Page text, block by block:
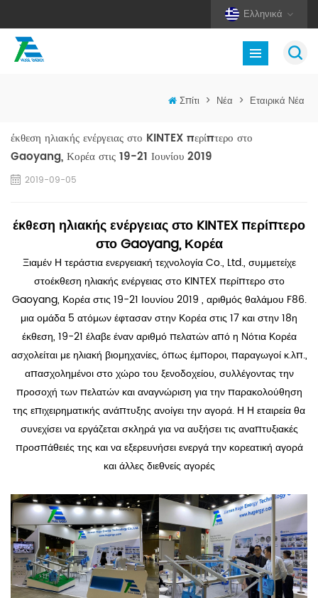
Ελληνικά
Σπίτι > Νέα > Εταιρικά Νέα
έκθεση ηλιακής ενέργειας στο KINTEX περίπτερο στο
Gaoyang, Κορέα στις 19-21 Ιουνίου 2019
2019-09-05
έκθεση ηλιακής ενέργειας στο KINTEX περίπτερο
στο Gaoyang, Κορέα
Ξιαμέν Η τεράστια ενεργειακή τεχνολογία Co., Ltd., συμμετείχε
στοέκθεση ηλιακής ενέργειας στο KINTEX περίπτερο στο
Gaoyang, Κορέα στις 19-21 Ιουνίου 2019 , αριθμός θαλάμου F86.
μια ομάδα 5 ατόμων έφτασαν στην Κορέα στις 17 και στην 18η
έκθεση, 19-21 έλαβε έναν αριθμό πελατών από η Νότια Κορέα
ασχολείται με ηλιακή βιομηχανίες, όπως έμποροι, παραγωγοί κ.λπ.,
απασχολημένοι στο χώρο του ξενοδοχείου, συλλέγοντας την
προσοχή των πελατών και αναγνώριση για την παρακολούθηση
της επιχειρηματικής ανάπτυξης ανοίγει την αγορά. Η Η εταιρεία θα
συνεχίσει να εργάζεται σκληρά για να αυξήσει τις αναπτυξιακές
προσπάθειές της και να εξερευνήσει ενεργά την κορεατική αγορά
και άλλες διεθνείς αγορές